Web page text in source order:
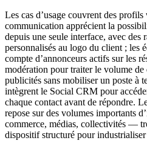
Les cas d’usage couvrent des profils
communication apprécient la
depuis une seule interface, avec des
personnalisés au logo du client ; les
compte d’annonceurs actifs sur les
modération pour traiter le volume de
publicités sans mobiliser un poste à
intègrent le Social CRM pour
chaque contact avant de répondre.
repose sur des volumes importants
commerce, médias, collectivités —
dispositif structuré pour